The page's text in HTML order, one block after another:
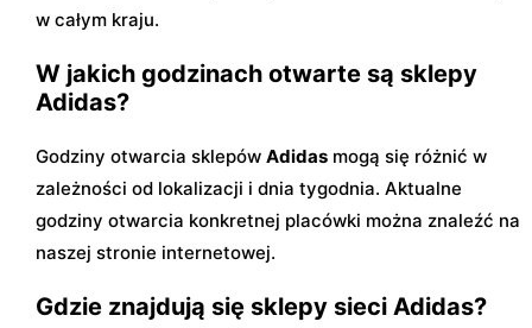
w całym kraju.
W jakich godzinach otwarte są sklepy
Adidas?
Godziny otwarcia sklepów Adidas mogą się różnić w
zależności od lokalizacji i dnia tygodnia. Aktualne
godziny otwarcia konkretnej placówki można znaleźć na
naszej stronie internetowej.
Gdzie znajdują się sklepy sieci Adidas?